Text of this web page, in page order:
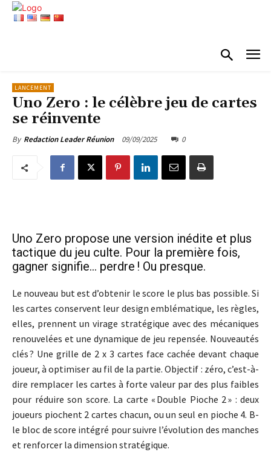
LANCEMENT
Uno Zero : le célèbre jeu de cartes
se réinvente
By Redaction Leader Réunion 09/09/2025 0
Uno Zero propose une version inédite et plus
tactique du jeu culte. Pour la première fois,
gagner signifie… perdre ! Ou presque.
Le nouveau but est d’obtenir le score le plus bas possible. Si
les cartes conservent leur design emblématique, les règles,
elles, prennent un virage stratégique avec des mécaniques
renouvelées et une dynamique de jeu repensée. Nouveautés
clés ? Une grille de 2 x 3 cartes face cachée devant chaque
joueur, à optimiser au fil de la partie. Objectif : zéro, c’est-à-
dire remplacer les cartes à forte valeur par des plus faibles
pour réduire son score. La carte « Double Pioche 2 » : deux
joueurs piochent 2 cartes chacun, ou un seul en pioche 4. B-
le bloc de score intégré pour suivre l’évolution des manches
et renforcer la dimension stratégique.